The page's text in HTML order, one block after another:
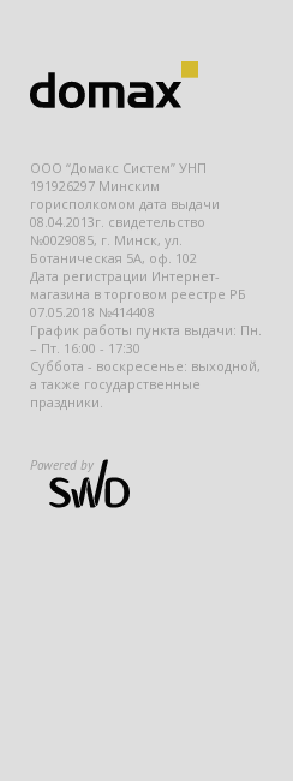
ООО “Домакс Систем” УНП
191926297 Минским
горисполкомом дата выдачи
08.04.2013г. свидетельство
№0029085, г. Минск, ул.
Ботаническая 5А, оф. 102
Дата регистрации Интернет-
магазина в торговом реестре РБ
07.05.2018 №414408
График работы пункта выдачи: Пн.
– Пт. 16:00 - 17:30
Суббота - воскресенье: выходной,
а также государственные
праздники.
Powered by